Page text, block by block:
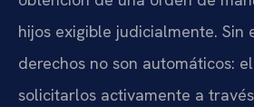
hijos exigible judicialmente. Sin
derechos no son automáticos:
solicitarlos activamente a